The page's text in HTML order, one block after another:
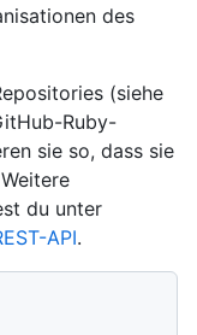
des
(siehe
Ruby-
sie so, dass sie
du unter
API.